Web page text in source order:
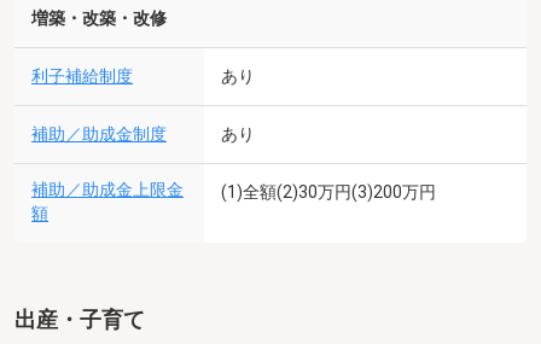
増築・改築・改修
利子補給制度 あり
補助／助成金制度 あり
補助／助成金上限金
額
(1)全額(2)30万円(3)200万円
出産・子育て